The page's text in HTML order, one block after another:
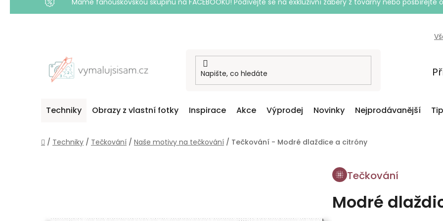
Máme fanouškovskou skupinu na FACEBOOKU! Podívejte se na exkluzivní záběry z továrny nebo
Techniky Obrazy z vlastní fotky Inspirace Akce Výprodej Novinky Nejprodávanější
Domů
/ Techniky / Tečkování / Naše motivy na tečkování / Tečkování - Modré dlaždice a citróny
Tečkování
Modré